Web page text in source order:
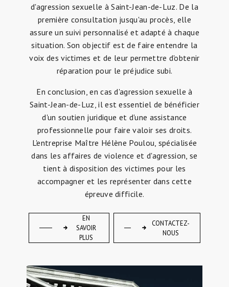
d'agression sexuelle à Saint-Jean-de-Luz. De la
première consultation jusqu'au procès, elle
assure un suivi personnalisé et adapté à chaque
situation. Son objectif est de faire entendre la
voix des victimes et de leur permettre d'obtenir
réparation pour le préjudice subi.
En conclusion, en cas d'agression sexuelle à
Saint-Jean-de-Luz, il est essentiel de bénéficier
d'un soutien juridique et d'une assistance
professionnelle pour faire valoir ses droits.
L'entreprise Maître Hélène Poulou, spécialisée
dans les affaires de violence et d'agression, se
tient à disposition des victimes pour les
accompagner et les représenter dans cette
épreuve difficile.
EN
SAVOIR
PLUS
CONTACTEZ-
NOUS